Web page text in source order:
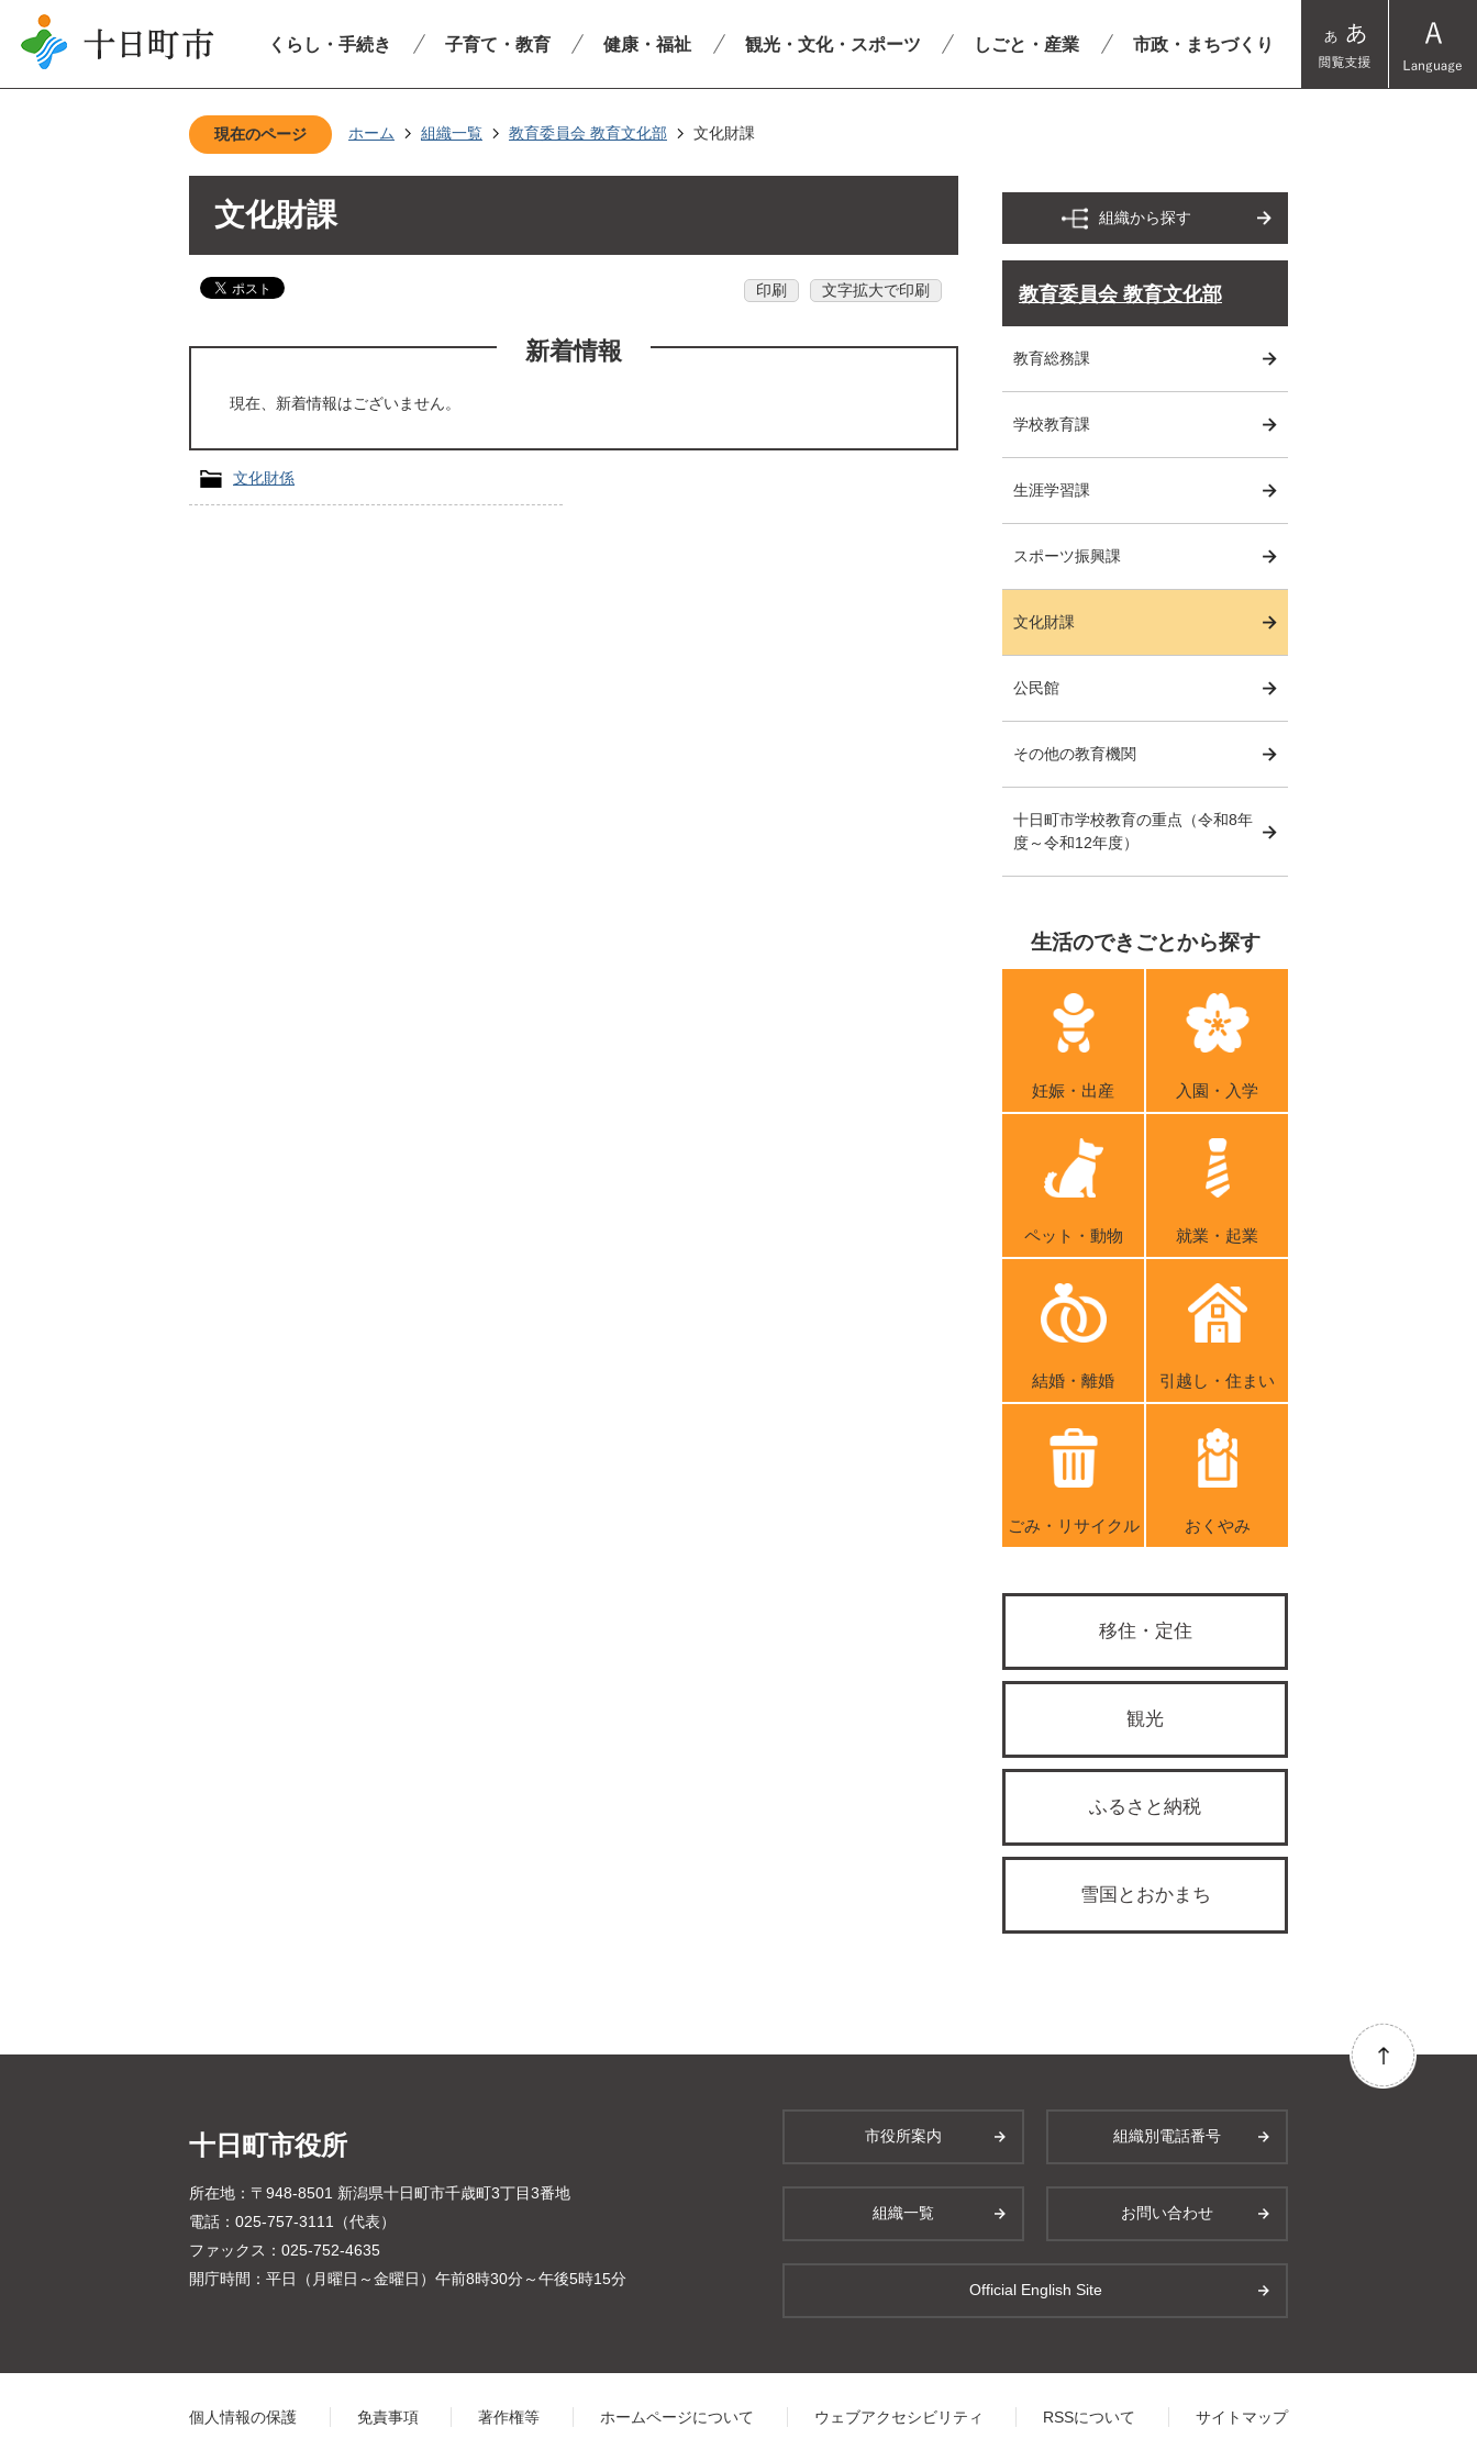
くらし・手続き 子育て・教育 健康・福祉 観光・文化・スポーツ しごと・産業 市政・まちづくり
現在のページ ホーム 組織一覧 教育委員会 教育文化部 文化財課
文化財課
印刷 文字拡大で印刷
新着情報
現在、新着情報はございません。
文化財係
組織から探す
教育委員会 教育文化部
教育総務課
学校教育課
生涯学習課
スポーツ振興課
文化財課
公民館
その他の教育機関
十日町市学校教育の重点（令和8年
度～令和12年度）
生活のできごとから探す
妊娠・出産 入園・入学
ペット・動物 就業・起業
結婚・離婚 引越し・住まい
ごみ・リサイクル おくやみ
移住・定住
観光
ふるさと納税
雪国とおかまち
十日町市役所
所在地：〒948-8501 新潟県十日町市千歳町3丁目3番地
電話：025-757-3111（代表）
ファックス：025-752-4635
開庁時間：平日（月曜日～金曜日）午前8時30分～午後5時15分
市役所案内 組織別電話番号
組織一覧 お問い合わせ
Official English Site
個人情報の保護 免責事項 著作権等 ホームページについて ウェブアクセシビリティ RSSについて サイトマップ